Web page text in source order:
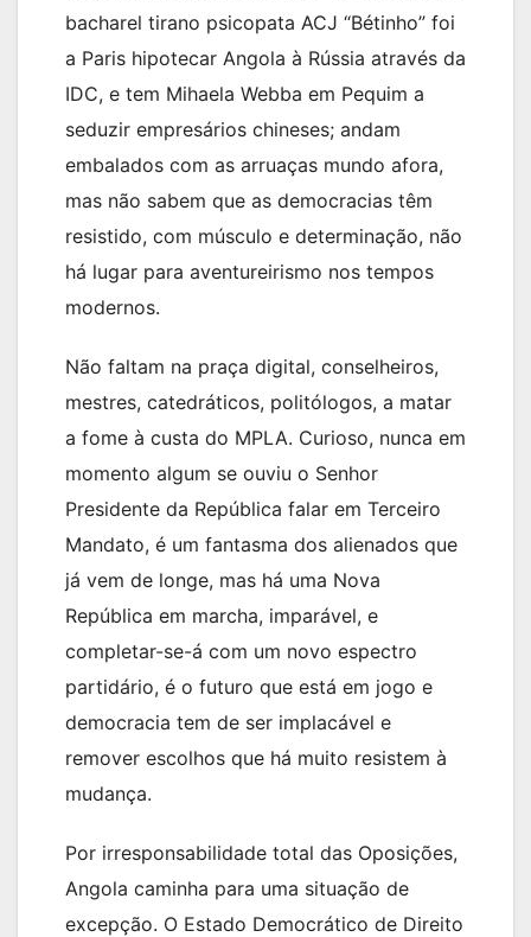
bacharel tirano psicopata ACJ “Bétinho” foi
a Paris hipotecar Angola à Rússia através da
IDC, e tem Mihaela Webba em Pequim a
seduzir empresários chineses; andam
embalados com as arruaças mundo afora,
mas não sabem que as democracias têm
resistido, com músculo e determinação, não
há lugar para aventureirismo nos tempos
modernos.
Não faltam na praça digital, conselheiros,
mestres, catedráticos, politólogos, a matar
a fome à custa do MPLA. Curioso, nunca em
momento algum se ouviu o Senhor
Presidente da República falar em Terceiro
Mandato, é um fantasma dos alienados que
já vem de longe, mas há uma Nova
República em marcha, imparável, e
completar-se-á com um novo espectro
partidário, é o futuro que está em jogo e
democracia tem de ser implacável e
remover escolhos que há muito resistem à
mudança.
Por irresponsabilidade total das Oposições,
Angola caminha para uma situação de
excepção. O Estado Democrático de Direito